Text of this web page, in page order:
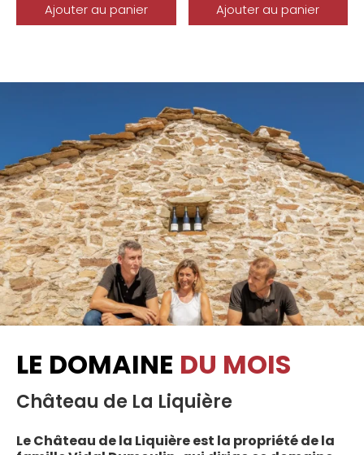
Ajouter au panier Ajouter au panier
LE DOMAINE DU MOIS
Château de La Liquière
Le Château de la Liquière est la propriété de la